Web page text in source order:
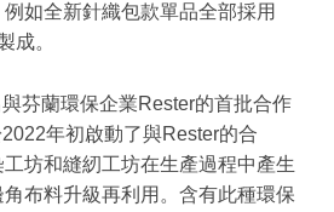
如全新針織包款單品全部採用
成。
芬蘭環保企業Rester的首批合作
年初啟動了與Rester的合
坊和縫紉工坊在生產過程中產生
布料升級再利用。含有此種環保